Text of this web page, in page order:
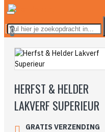
0
U heeft nog geen
HERFST & HELDER
LAKVERF SUPERIEUR
GRATIS VERZENDING